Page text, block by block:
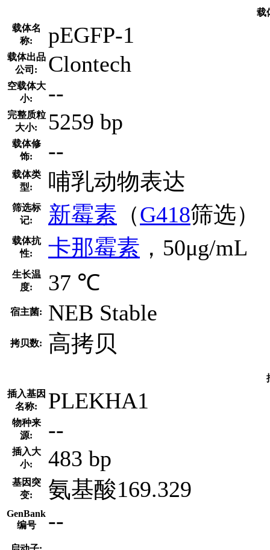
载
载体名
称:
pEGFP-1
载体出品
公司:
Clontech
空载体大
小:
--
完整质粒
大小:
5259 bp
载体修
饰:
--
载体类
型:
哺乳动物表达
筛选标
记:
新霉素 （G418筛选）
载体抗
性:
卡那霉素 ，50μg/mL
生长温
度:
37 ℃
宿主菌: NEB Stable
拷贝数: 高拷贝
插入基因
名称:
PLEKHA1
物种来
源:
--
插入大
小:
483 bp
基因突
变:
氨基酸169.329
GenBank
编号
--